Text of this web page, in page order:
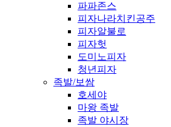
파파존스
피자나라치킨공주
피자알불로
피자헛
도미노피자
청년피자
족발/보쌈
호세야
마왕 족발
족발 야시장